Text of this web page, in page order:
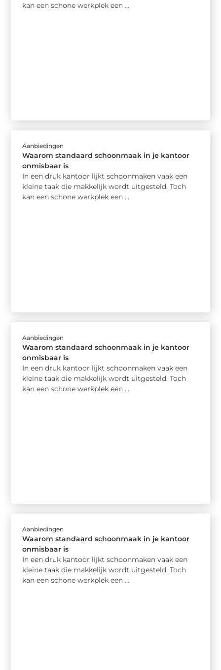
kan een schone werkplek een ...
Aanbiedingen
Waarom standaard schoonmaak in je kantoor
onmisbaar is
In een druk kantoor lijkt schoonmaken vaak een
kleine taak die makkelijk wordt uitgesteld. Toch
kan een schone werkplek een ...
Aanbiedingen
Waarom standaard schoonmaak in je kantoor
onmisbaar is
In een druk kantoor lijkt schoonmaken vaak een
kleine taak die makkelijk wordt uitgesteld. Toch
kan een schone werkplek een ...
Aanbiedingen
Waarom standaard schoonmaak in je kantoor
onmisbaar is
In een druk kantoor lijkt schoonmaken vaak een
kleine taak die makkelijk wordt uitgesteld. Toch
kan een schone werkplek een ...